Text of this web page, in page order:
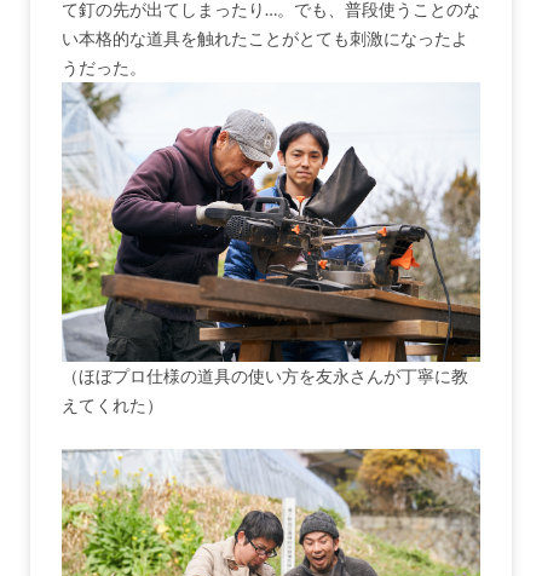
て釘の先が出てしまったり…。でも、普段使うことのな
い本格的な道具を触れたことがとても刺激になったよ
うだった。
（ほぼプロ仕様の道具の使い方を友永さんが丁寧に教
えてくれた）